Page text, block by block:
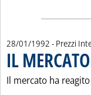
28/01/1992 - Prezzi
IL
Il mercato ha